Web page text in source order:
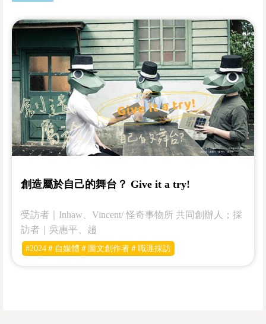
創造屬於自己的舞台？ Give it a try!
受訪者｜Inhaw、Vincent/ 怪奇事物所 共同創辦人；採
訪者｜吳惠平、趙
#2024＃自媒體＃圖文創作者＃職涯採訪